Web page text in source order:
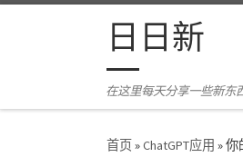
Skip to content日日新
在这里每天分享一些新东
首页»ChatGPT应用 »你